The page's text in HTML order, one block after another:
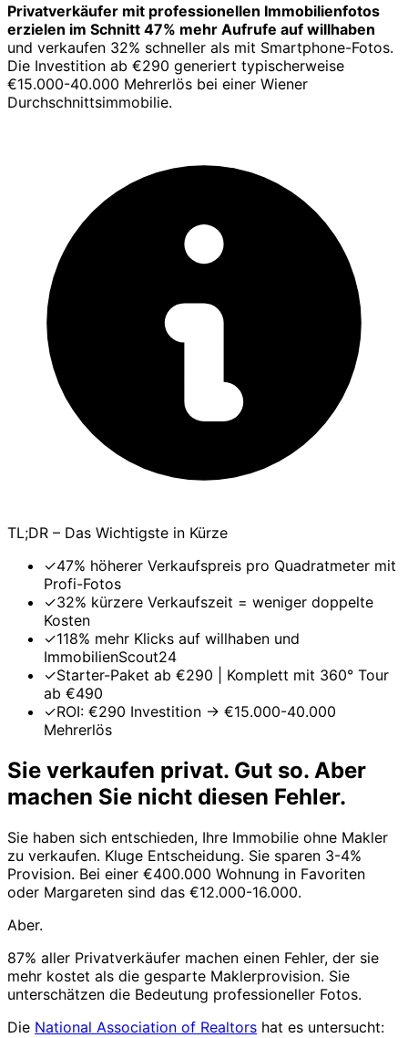
Privatverkäufer mit professionellen Immobilienfotos
erzielen im Schnitt 47% mehr Aufrufe auf willhaben
und verkaufen 32% schneller als mit Smartphone-Fotos.
Die Investition ab €290 generiert typischerweise
€15.000-40.000 Mehrerlös bei einer Wiener
Durchschnittsimmobilie.
TL;DR – Das Wichtigste in Kürze
✓47% höherer Verkaufspreis pro Quadratmeter mit
Profi-Fotos
✓32% kürzere Verkaufszeit = weniger doppelte
Kosten
✓118% mehr Klicks auf willhaben und
ImmobilienScout24
✓Starter-Paket ab €290 | Komplett mit 360° Tour
ab €490
✓ROI: €290 Investition → €15.000-40.000
Mehrerlös
Sie verkaufen privat. Gut so. Aber
machen Sie nicht diesen Fehler.
Sie haben sich entschieden, Ihre Immobilie ohne Makler
zu verkaufen. Kluge Entscheidung. Sie sparen 3-4%
Provision. Bei einer €400.000 Wohnung in Favoriten
oder Margareten sind das €12.000-16.000.
Aber.
87% aller Privatverkäufer machen einen Fehler, der sie
mehr kostet als die gesparte Maklerprovision. Sie
unterschätzen die Bedeutung professioneller Fotos.
Die National Association of Realtors hat es untersucht: